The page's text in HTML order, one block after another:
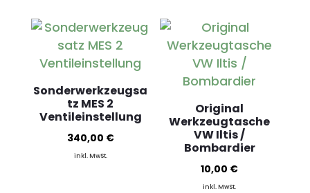
Sonderwerkzeugsa
tz MES 2
Ventileinstellung
340,00 €
inkl. MwSt.
Original
Werkzeugtasche
VW Iltis /
Bombardier
10,00 €
inkl. MwSt.